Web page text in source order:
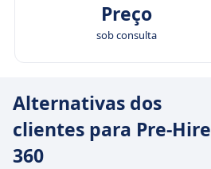
Preço
sob consulta
Alternativas dos
clientes para Pre-Hire
360